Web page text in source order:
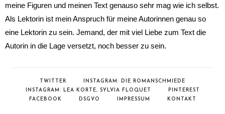
meine Figuren und meinen Text genauso sehr mag wie ich selbst.
Als Lektorin ist mein Anspruch für meine Autorinnen genau so
eine Lektorin zu sein. Jemand, der mit viel Liebe zum Text die
Autorin in die Lage versetzt, noch besser zu sein.
TWITTER
INSTAGRAM: DIE ROMANSCHMIEDE
INSTAGRAM: LEA KORTE, SYLVIA FLOQUET
PINTEREST
FACEBOOK
DSGVO IMPRESSUM KONTAKT